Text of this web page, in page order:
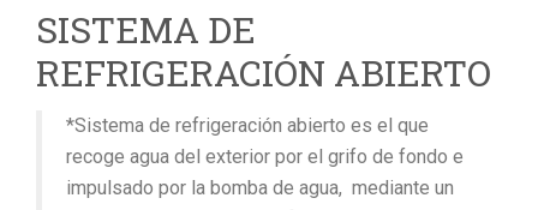
SISTEMA DE
REFRIGERACIÓN ABIERTO
*Sistema de refrigeración abierto es el que
recoge agua del exterior por el grifo de fondo e
impulsado por la bomba de agua, mediante un